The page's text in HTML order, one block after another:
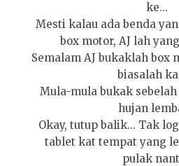
ke...
Mesti kalau ada benda
box motor, AJ lah
Semalam AJ bukaklah box
biasalah
Mula-mula bukak
hujan
Okay, tutup balik... Tak
tablet kat tempat yang
pulak